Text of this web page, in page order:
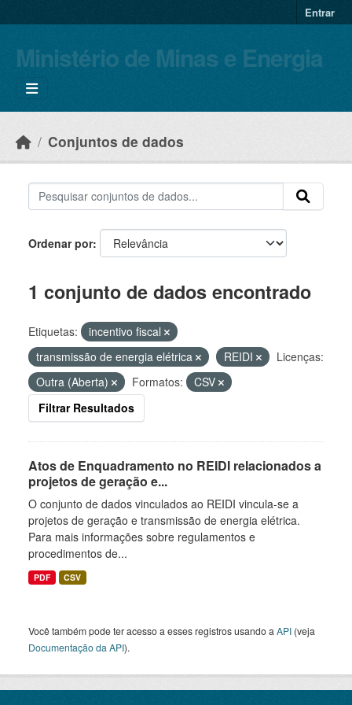
Entrar
Ministério de Minas e Energia
Conjuntos de dados
Ordenar por
1 conjunto de dados encontrado
Etiquetas:
incentivo fiscal
transmissão de energia elétrica
REIDI
Licenças:
Outra (Aberta)
Formatos:
CSV
Filtrar Resultados
Atos de Enquadramento no REIDI relacionados a
projetos de geração e...
O conjunto de dados vinculados ao REIDI vincula-se a
projetos de geração e transmissão de energia elétrica.
Para mais informações sobre regulamentos e
procedimentos de...
PDF CSV
Você também pode ter acesso a esses registros usando a API (veja
Documentação da API).